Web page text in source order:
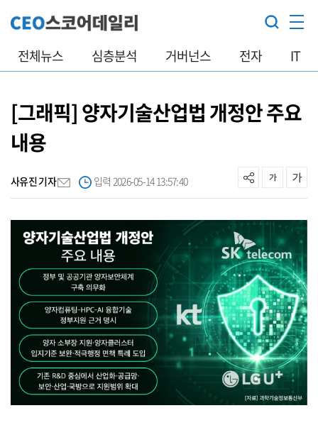
전체뉴스 심층분석 거버넌스 전자 IT
[그래픽] 양자기술산업법 개정안 주요
내용
사유진 기자 입력 2026-05-14 13:57:40